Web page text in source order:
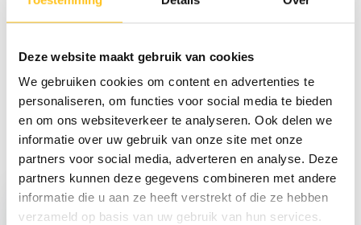
Deze website maakt gebruik van cookies
We gebruiken cookies om content en advertenties te
personaliseren, om functies voor social media te bieden
en om ons websiteverkeer te analyseren. Ook delen we
informatie over uw gebruik van onze site met onze
partners voor social media, adverteren en analyse. Deze
partners kunnen deze gegevens combineren met andere
informatie die u aan ze heeft verstrekt of die ze hebben
verzameld op basis van uw gebruik van hun services.
Delen
Recent bekeken